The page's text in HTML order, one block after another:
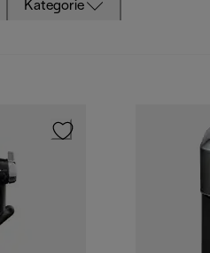
Kategorie